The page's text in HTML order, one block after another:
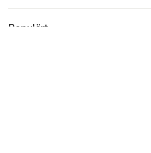
Populärt